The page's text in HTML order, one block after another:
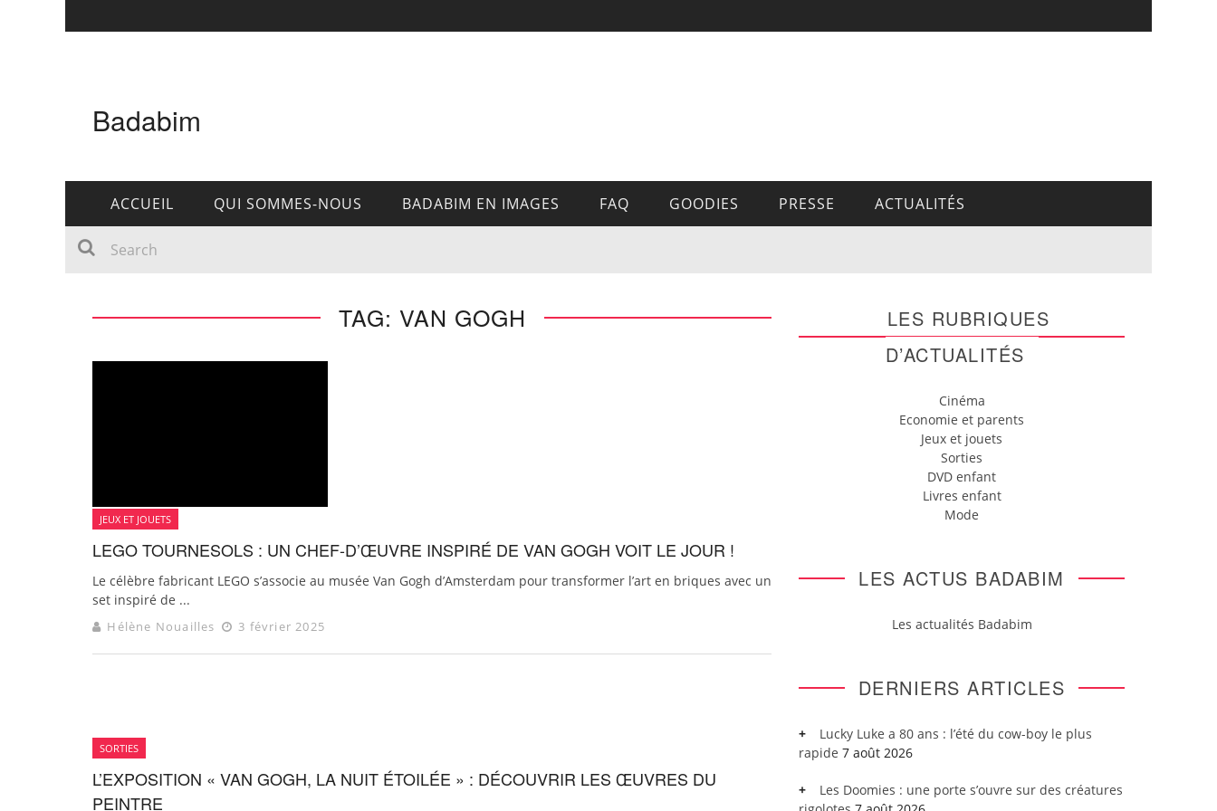
Badabim
ACCUEIL QUI SOMMES-NOUS BADABIM EN IMAGES FAQ GOODIES PRESSE ACTUALITÉS
TAG: VAN GOGH
JEUX ET JOUETS
LEGO TOURNESOLS : UN CHEF-D’ŒUVRE INSPIRÉ DE VAN GOGH VOIT LE JOUR !
Le célèbre fabricant LEGO s’associe au musée Van Gogh d’Amsterdam pour transformer l’art en briques avec un
set inspiré de ...
Hélène Nouailles 3 février 2025
SORTIES
L’EXPOSITION « VAN GOGH, LA NUIT ÉTOILÉE » : DÉCOUVRIR LES ŒUVRES DU
PEINTRE
LES RUBRIQUES
D’ACTUALITÉS
Cinéma
Economie et parents
Jeux et jouets
Sorties
DVD enfant
Livres enfant
Mode
LES ACTUS BADABIM
Les actualités Badabim
DERNIERS ARTICLES
Lucky Luke a 80 ans : l’été du cow-boy le plus
rapide 7 août 2026
Les Doomies : une porte s’ouvre sur des créatures